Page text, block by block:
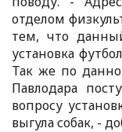
отделом
тем, что
установка
Так же по
Павлодара
вопросу
выгула собак, -